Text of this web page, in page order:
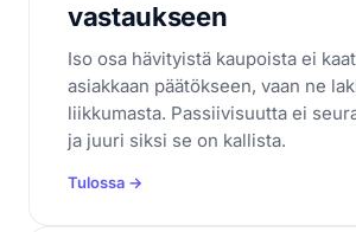
vastaukseen
Iso osa hävityistä kaupoista ei
asiakkaan päätökseen, vaan ne
liikkumasta. Passiivisuutta ei
ja juuri siksi se on kallista.
Tulossa →